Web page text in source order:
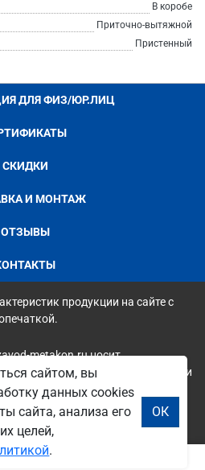
В коробе
Приточно-вытяжной
Пристенный
ДЛЯ ФИЗ/ЮР.ЛИЦ
СКИДКИ
И МОНТАЖ
ОТЗЫВЫ
продукции на сайте с
metakon.ru носит
и справочный характер и ни
публичной офертой. Всю
можно узнать по телефонам
сайтом, вы
данных cookies
сайта, анализа его
целей,
.
ОК